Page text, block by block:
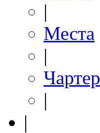
|
Места
|
Чартер
|
|